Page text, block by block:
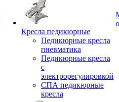
Кресла педикюрные
Педикюрные кресла
пневматика
Педикюрные кресла
с
электрорегулировкой
СПА педикюрные
кресла